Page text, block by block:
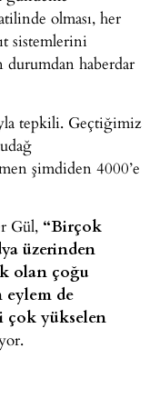
olması, her
sistemlerini
durumdan haberdar
tepkili. Geçtiğimiz
şimdiden 4000’e
Gül, “Birçok
üzerinden
olan çoğu
eylem de
çok yükselen